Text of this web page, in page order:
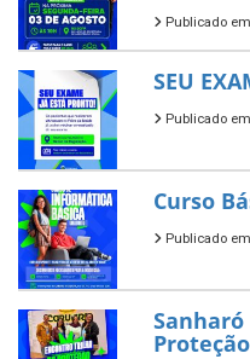
Publicado
SEU
Publicado
Curso
Publicado
Proteção